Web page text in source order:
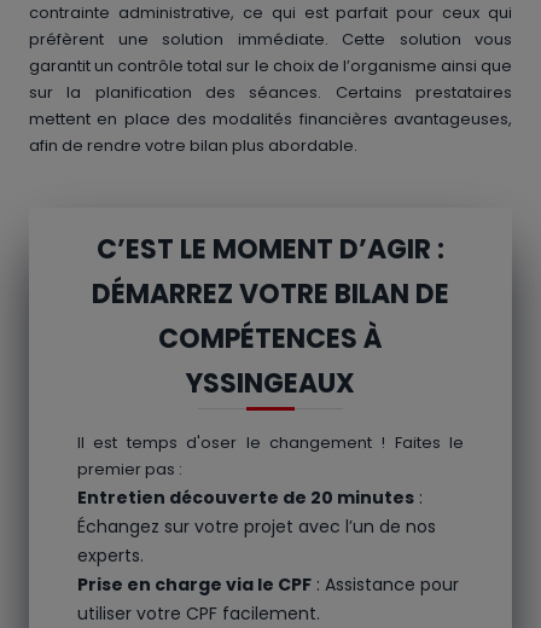
contrainte administrative, ce qui est parfait pour ceux qui
préfèrent une solution immédiate. Cette solution vous
garantit un contrôle total sur le choix de l’organisme ainsi que
sur la planification des séances. Certains prestataires
mettent en place des modalités financières avantageuses,
afin de rendre votre bilan plus abordable.
C’EST LE MOMENT D’AGIR :
DÉMARREZ VOTRE BILAN DE
COMPÉTENCES À
YSSINGEAUX
Il est temps d'oser le changement ! Faites le
premier pas :
Entretien découverte de 20 minutes :
Échangez sur votre projet avec l’un de nos
experts.
Prise en charge via le CPF : Assistance pour
utiliser votre CPF facilement.